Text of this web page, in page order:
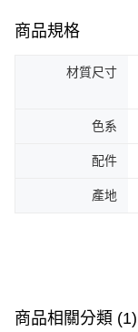
商品規格
材質尺寸
色系
配件
產地
商品相關分類 (1)